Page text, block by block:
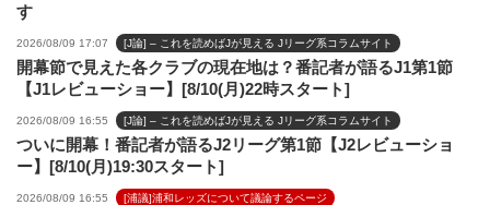
す
2026/08/09 17:07 [J論] – これを読めばJが見える Jリーグ系コラムサイト
開幕節で見えた各クラブの現在地は？番記者が語るJ1第1節
【J1レビューショー】[8/10(月)22時スタート]
2026/08/09 16:55 [J論] – これを読めばJが見える Jリーグ系コラムサイト
ついに開幕！番記者が語るJ2リーグ第1節【J2レビューショ
ー】[8/10(月)19:30スタート]
2026/08/09 16:55 [浦議]浦和レッズについて議論するページ